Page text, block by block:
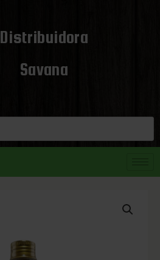
Distribuidora
Savana